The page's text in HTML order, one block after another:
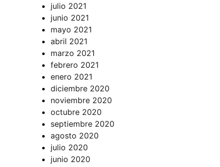
julio 2021
junio 2021
mayo 2021
abril 2021
marzo 2021
febrero 2021
enero 2021
diciembre 2020
noviembre 2020
octubre 2020
septiembre 2020
agosto 2020
julio 2020
junio 2020